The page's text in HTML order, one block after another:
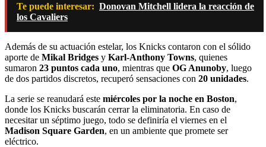
Te puede interesar: Donovan Mitchell lidera la reacción de
los Cavaliers
Además de su actuación estelar, los Knicks contaron con el sólido
aporte de Mikal Bridges y Karl-Anthony Towns, quienes
sumaron 23 puntos cada uno, mientras que OG Anunoby, luego
de dos partidos discretos, recuperó sensaciones con 20 unidades.
La serie se reanudará este miércoles por la noche en Boston,
donde los Knicks buscarán cerrar la eliminatoria. En caso de
necesitar un séptimo juego, todo se definiría el viernes en el
Madison Square Garden, en un ambiente que promete ser
eléctrico.